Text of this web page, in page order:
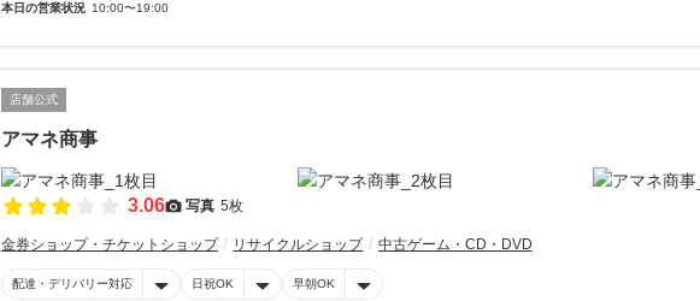
本日の営業状況 10:00〜19:00
店舗公式
アマネ商事
3.06 写真 5枚
金券ショップ・チケットショップ リサイクルショップ 中古ゲーム・CD・DVD
配達・デリバリー対応 日祝OK 早朝OK